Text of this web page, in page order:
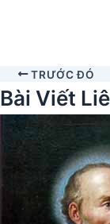
TRƯỚC ĐÓ
Bài Viết